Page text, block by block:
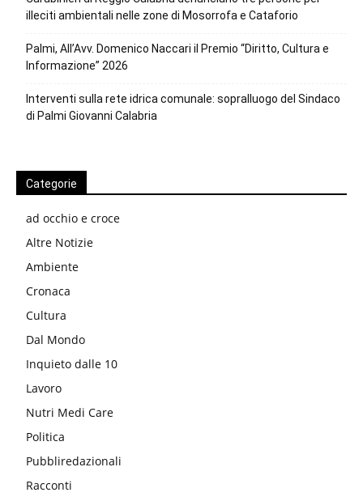
illeciti ambientali nelle zone di Mosorrofa e Cataforio
Palmi, All’Avv. Domenico Naccari il Premio “Diritto, Cultura e
Informazione” 2026
Interventi sulla rete idrica comunale: sopralluogo del Sindaco
di Palmi Giovanni Calabria
Categorie
ad occhio e croce
Altre Notizie
Ambiente
Cronaca
Cultura
Dal Mondo
Inquieto dalle 10
Lavoro
Nutri Medi Care
Politica
Pubbliredazionali
Racconti